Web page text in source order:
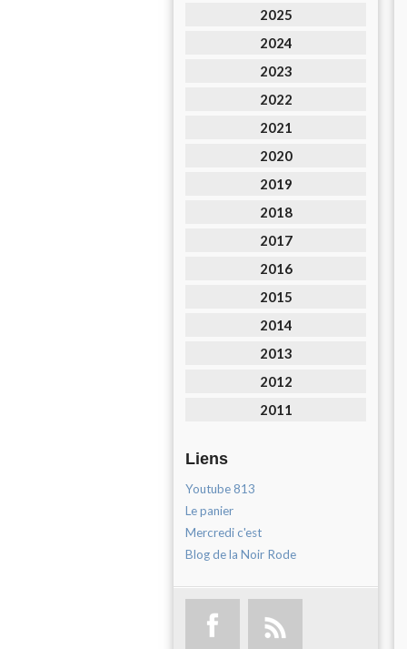
2025
2024
2023
2022
2021
2020
2019
2018
2017
2016
2015
2014
2013
2012
2011
Liens
Youtube 813
Le panier
Mercredi c'est
Blog de la Noir Rode